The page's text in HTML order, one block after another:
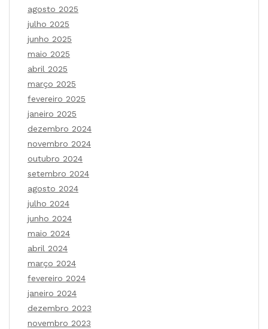
agosto 2025
julho 2025
junho 2025
maio 2025
abril 2025
março 2025
fevereiro 2025
janeiro 2025
dezembro 2024
novembro 2024
outubro 2024
setembro 2024
agosto 2024
julho 2024
junho 2024
maio 2024
abril 2024
março 2024
fevereiro 2024
janeiro 2024
dezembro 2023
novembro 2023